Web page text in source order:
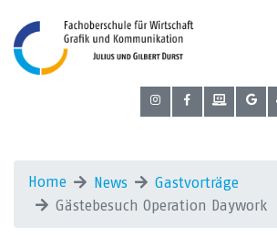
Home News
Gastvorträge
Gästebesuch Operation Daywork